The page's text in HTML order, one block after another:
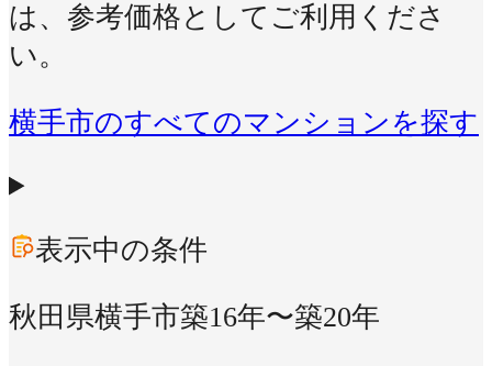
は、参考価格としてご利用くださ
い。
横手市のすべてのマンションを探す
表示中の条件
秋田県横手市築16年〜築20年